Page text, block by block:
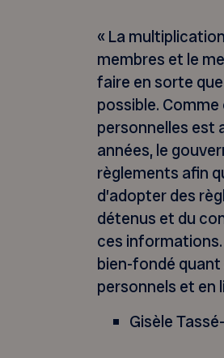
« La
membres et le
faire en sorte
possible.
personnelles est
années, le
règlements afin
d’adopter des
détenus et du
ces informations.
bien-fondé
personnels et en
Gisèle